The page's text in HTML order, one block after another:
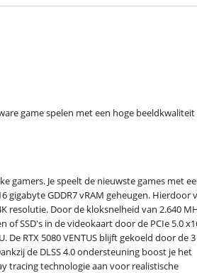
game spelen met een hoge beeldkwaliteit
gamers. Je speelt de nieuwste games met
gigabyte GDDR7 vRAM geheugen. Hierdoor
resolutie. Door de kloksnelheid van 2.640
of SSD's in de videokaart door de PCIe 5.0
RTX 5080 VENTUS blijft gekoeld door de 3
de DLSS 4.0 ondersteuning boost je het
tracing technologie aan voor realistische